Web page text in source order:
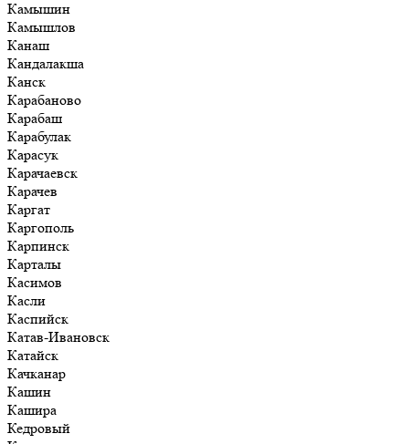
Камышин
Камышлов
Канаш
Кандалакша
Канск
Карабаново
Карабаш
Карабулак
Карасук
Карачаевск
Карачев
Каргат
Каргополь
Карпинск
Карталы
Касимов
Касли
Каспийск
Катав-Ивановск
Катайск
Качканар
Кашин
Кашира
Кедровый